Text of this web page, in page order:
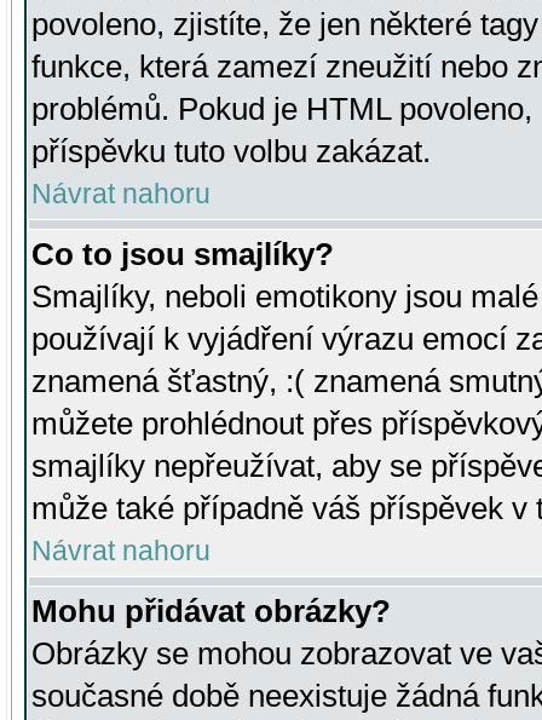
povoleno, zjistíte, že jen některé
funkce, která zamezí zneužití nebo
problémů. Pokud je HTML
příspěvku tuto volbu zakázat.
Návrat nahoru
Co to jsou smajlíky?
Smajlíky, neboli emotikony jsou
používají k vyjádření výrazu emocí
znamená šťastný, :( znamená
můžete prohlédnout přes
smajlíky nepřeužívat, aby se
může také případně váš příspěvek v
Návrat nahoru
Mohu přidávat obrázky?
Obrázky se mohou zobrazovat ve
současné době neexistuje žádná